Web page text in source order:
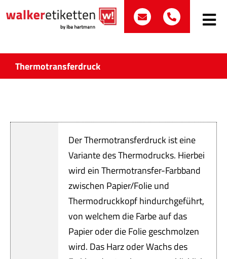
Inhalt
post@walker-
+49Toggle
Thermotransferdruck
Der Thermotransferdruck ist eine
Variante des Thermodrucks. Hierbei
wird ein Thermotransfer-Farbband
zwischen Papier/Folie und
Thermodruckkopf hindurchgeführt,
von welchem die Farbe auf das
Papier oder die Folie geschmolzen
wird. Das Harz oder Wachs des